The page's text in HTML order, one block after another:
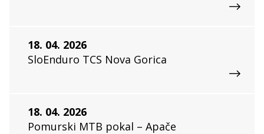
18. 04. 2026
SloEnduro TCS Nova Gorica
18. 04. 2026
Pomurski MTB pokal – Apače